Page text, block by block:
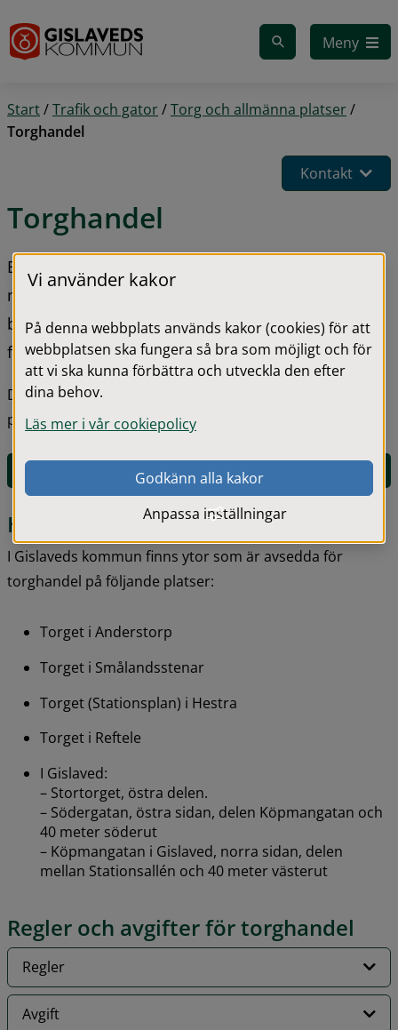
Meny
Start/Trafik och gator/Torg och allmänna platser/
Torghandel
Kontakt
Torghandel
Ett trevligt och uppskattat inslag i vår offentliga
miljö är torghandel. För att den ska fungera på
bästa sätt finns det regler för när, var och hur den
får bedrivas.
Det krävs inget polistillstånd för torghandel som sker på
platser som är avsedd för detta.
E-tjänst för att boka en torgplats
Här får du ha torghandel
I Gislaveds kommun finns ytor som är avsedda för
torghandel på följande platser:
Torget i Anderstorp
Torget i Smålandsstenar
Torget (Stationsplan) i Hestra
Torget i Reftele
I Gislaved:
– Stortorget, östra delen.
– Södergatan, östra sidan, delen Köpmangatan och
40 meter söderut
– Köpmangatan i Gislaved, norra sidan, delen
mellan Stationsallén och 40 meter västerut
Regler och avgifter för torghandel
Regler
Avgift
Vi använder kakor
På denna webbplats används kakor (cookies) för att
webbplatsen ska fungera så bra som möjligt och för
att vi ska kunna förbättra och utveckla den efter
dina behov.
Läs mer i vår cookiepolicy
Godkänn alla kakor
Anpassa inställningar